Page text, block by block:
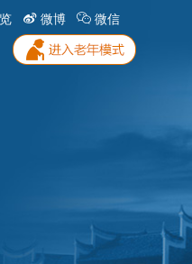
微博 微信